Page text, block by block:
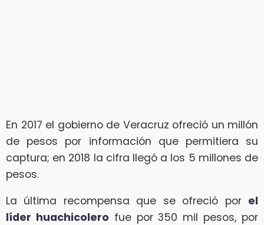
En 2017 el gobierno de Veracruz ofreció un millón
de pesos por información que permitiera su
captura; en 2018 la cifra llegó a los 5 millones de
pesos.
La última recompensa que se ofreció por el
líder huachicolero fue por 350 mil pesos, por